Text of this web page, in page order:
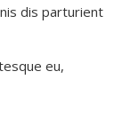
dis parturient
eu,